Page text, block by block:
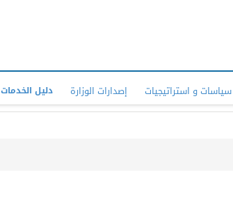
سياسات و استراتيجيات إصدارات الوزارة دليل الخدمات